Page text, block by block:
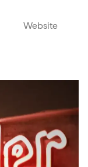
Website